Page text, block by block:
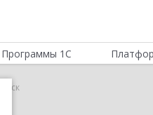
Программы 1С